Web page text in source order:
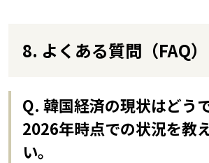
8. よくある質問（FAQ）
Q. 韓国経済の現状はどう
2026年時点での状況を教
い。